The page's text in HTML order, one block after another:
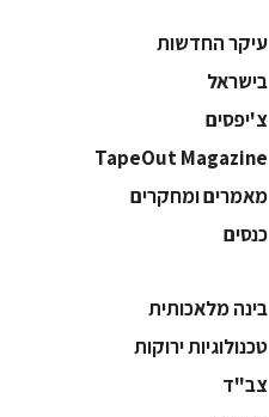
עיקר החדשות
בישראל
צ'יפסים
TapeOut Magazine
מאמרים ומחקרים
כנסים
בינה מלאכותית
‫טכנולוגיות ירוקות‬
‫צב"ד‬